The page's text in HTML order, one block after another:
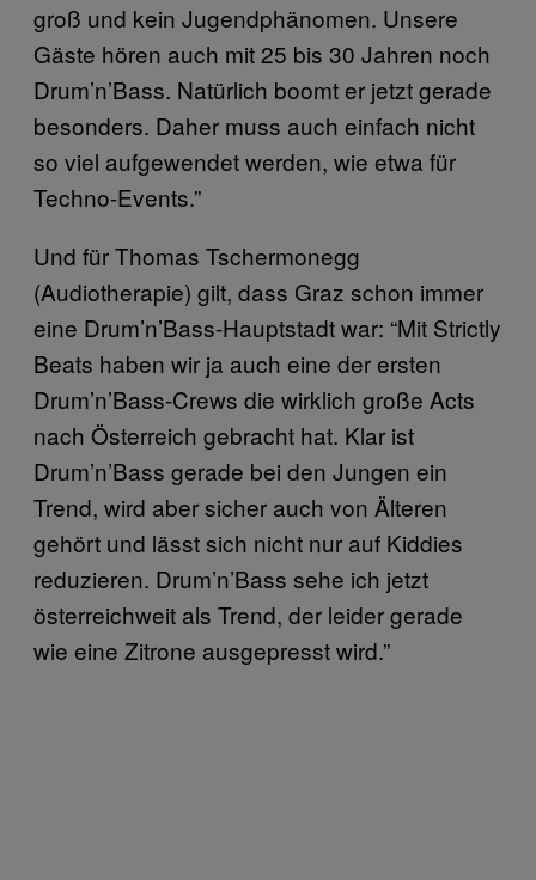
groß und kein Jugendphänomen. Unsere
Gäste hören auch mit 25 bis 30 Jahren noch
Drum’n’Bass. Natürlich boomt er jetzt gerade
besonders. Daher muss auch einfach nicht
so viel aufgewendet werden, wie etwa für
Techno-Events.”
Und für Thomas Tschermonegg
(Audiotherapie) gilt, dass Graz schon immer
eine Drum’n’Bass-Hauptstadt war: “Mit Strictly
Beats haben wir ja auch eine der ersten
Drum’n’Bass-Crews die wirklich große Acts
nach Österreich gebracht hat. Klar ist
Drum’n’Bass gerade bei den Jungen ein
Trend, wird aber sicher auch von Älteren
gehört und lässt sich nicht nur auf Kiddies
reduzieren. Drum’n’Bass sehe ich jetzt
österreichweit als Trend, der leider gerade
wie eine Zitrone ausgepresst wird.”